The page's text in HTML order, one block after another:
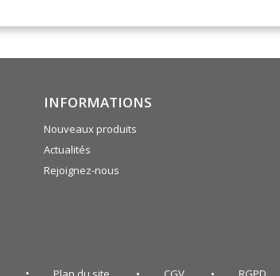
INFORMATIONS
Nouveaux produits
Actualités
Rejoignez-nous